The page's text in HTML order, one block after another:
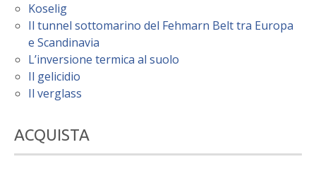
Koselig
Il tunnel sottomarino del Fehmarn Belt tra Europa
e Scandinavia
L’inversione termica al suolo
Il gelicidio
Il verglass
ACQUISTA